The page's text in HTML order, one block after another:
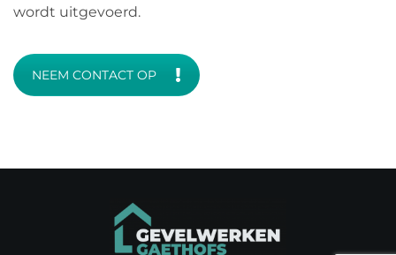
wordt uitgevoerd.
NEEM CONTACT OP